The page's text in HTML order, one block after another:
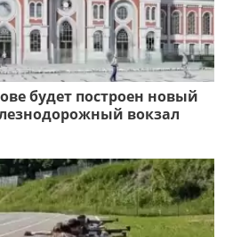
будет построен новый
вокзал